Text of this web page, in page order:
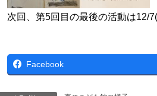
次回、第5回目の最後の活動は12/7(
Facebook